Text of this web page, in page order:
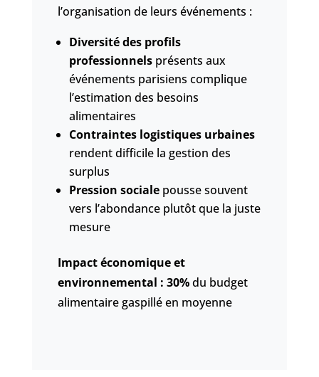
l’organisation de leurs événements :
Diversité des profils
professionnelsprésents aux
événements parisiens complique
l’estimation des besoins
alimentaires
Contraintes logistiques urbaines
rendent difficile la gestion des
surplus
Pression socialepousse souvent
vers l’abondance plutôt que la juste
mesure
Impact économique et
environnemental : 30%du budget
alimentaire gaspillé en moyenne